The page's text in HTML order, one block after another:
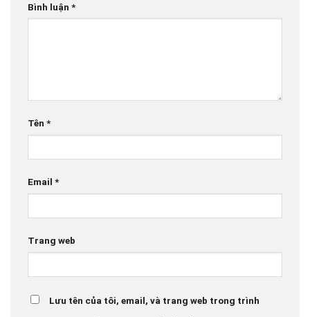
Bình luận *
Tên *
Email *
Trang web
Lưu tên của tôi, email, và trang web trong trình